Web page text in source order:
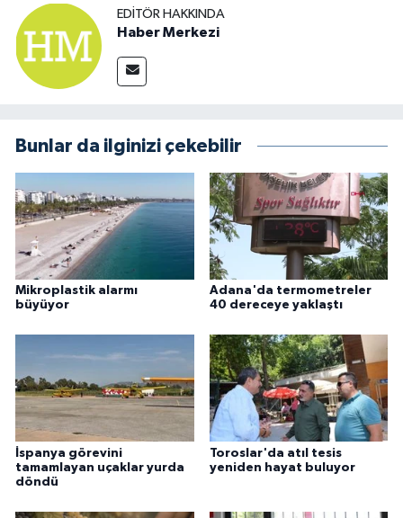
EDITÖR HAKKINDA
Haber Merkezi
Bunlar da ilginizi çekebilir
Mikroplastik alarmı
büyüyor
Adana'da termometreler
40 dereceye yaklaştı
İspanya görevini
tamamlayan uçaklar yurda
döndü
Toroslar'da atıl tesis
yeniden hayat buluyor